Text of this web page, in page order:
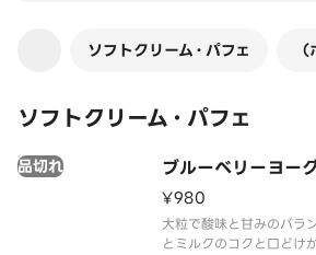
ソフトクリーム・パフェ
ソフトクリーム・パフェ
ブルーベリーヨー
品切れ
¥980
大粒で酸味と甘みのバラ
とミルクのコクと口どけ